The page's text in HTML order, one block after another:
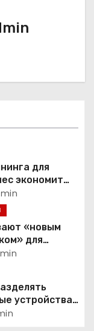
для
экономит
уборке
«новым
для
бизнес
устройства
смешивать